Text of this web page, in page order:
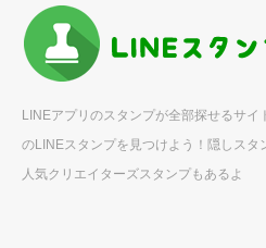
LINEアプリのスタンプが全部探せるサイ
のLINEスタンプを見つけよう！隠しス
人気クリエイターズスタンプもあるよ